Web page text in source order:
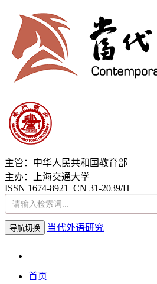
主管：中华人民共和国教育部
主办：上海交通大学
ISSN 1674-8921 CN 31-2039/H
导航切换 当代外语研究
首页